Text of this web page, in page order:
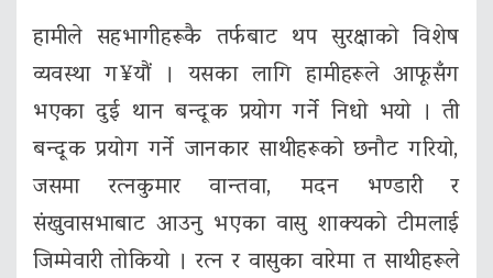
हामीले सहभागीहरूकै तर्फबाट थप सुरक्षाको विशेष
व्यवस्था ग¥यौं । यसका लागि हामीहरूले आफूसँग
भएका दुई थान बन्दूक प्रयोग गर्ने निधो भयो । ती
बन्दूक प्रयोग गर्ने जानकार साथीहरूको छनौट गरियो,
जसमा रत्नकुमार वान्तवा, मदन भण्डारी र
संखुवासभाबाट आउनु भएका वासु शाक्यको टीमलाई
जिम्मेवारी तोकियो । रत्न र वासुका वारेमा त साथीहरूले